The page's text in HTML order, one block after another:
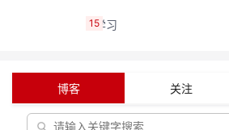
动
关
我
的
我
15
博客 关注